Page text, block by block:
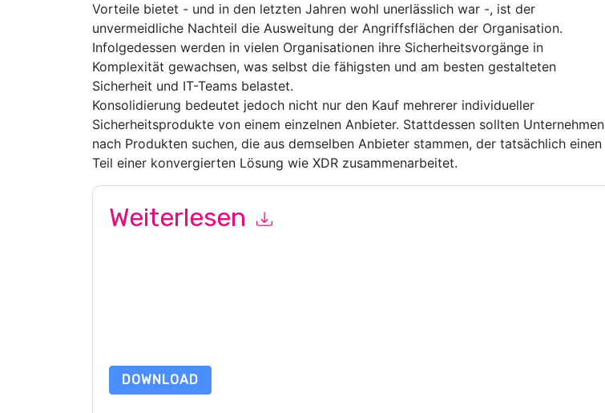
Vorteile bietet - und in den letzten Jahren wohl unerlässlich war -, ist der
unvermeidliche Nachteil die Ausweitung der Angriffsflächen der Organisation.
Infolgedessen werden in vielen Organisationen ihre Sicherheitsvorgänge in
Komplexität gewachsen, was selbst die fähigsten und am besten gestalteten
Sicherheit und IT-Teams belastet.
Konsolidierung bedeutet jedoch nicht nur den Kauf mehrerer individueller
Sicherheitsprodukte von einem einzelnen Anbieter. Stattdessen sollten Unternehmen
nach Produkten suchen, die aus demselben Anbieter stammen, der tatsächlich einen
Teil einer konvergierten Lösung wie XDR zusammenarbeitet.
Weiterlesen
DOWNLOAD